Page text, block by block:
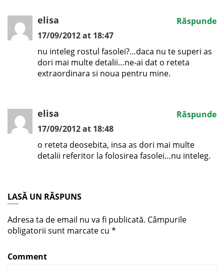
elisa
17/09/2012 at 18:47
nu inteleg rostul fasolei?…daca nu te superi as
dori mai multe detalii…ne-ai dat o reteta
extraordinara si noua pentru mine.
Răspunde
elisa
17/09/2012 at 18:48
o reteta deosebita, insa as dori mai multe
detalii referitor la folosirea fasolei…nu inteleg.
Răspunde
LASĂ UN RĂSPUNS
Adresa ta de email nu va fi publicată. Câmpurile
obligatorii sunt marcate cu *
Comment